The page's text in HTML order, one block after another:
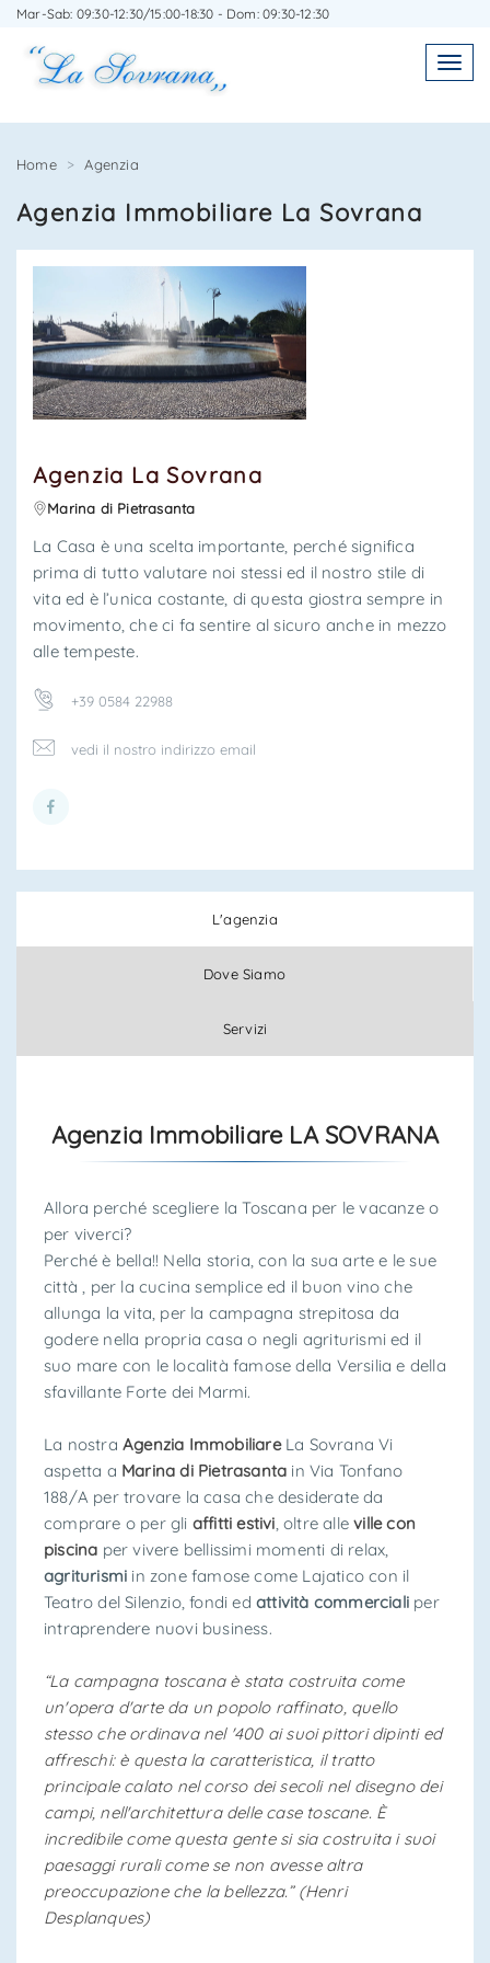
Mar-Sab: 09:30-12:30/15:00-18:30 - Dom: 09:30-12:30
Toggle
Home Agenzia
Agenzia Immobiliare La Sovrana
Agenzia La Sovrana
Marina di Pietrasanta
La Casa è una scelta importante, perché significa
prima di tutto valutare noi stessi ed il nostro stile di
vita ed è l’unica costante, di questa giostra sempre in
movimento, che ci fa sentire al sicuro anche in mezzo
alle tempeste.
+39 0584 22988
vedi il nostro indirizzo email
L'agenzia
Dove Siamo
Servizi
Agenzia Immobiliare LA SOVRANA
Allora perché scegliere la Toscana per le vacanze o
per viverci?
Perché è bella!! Nella storia, con la sua arte e le sue
città , per la cucina semplice ed il buon vino che
allunga la vita, per la campagna strepitosa da
godere nella propria casa o negli agriturismi ed il
suo mare con le località famose della Versilia e della
sfavillante Forte dei Marmi.
La nostra Agenzia ImmobiliareLa Sovrana Vi
aspetta a Marina di Pietrasanta in Via Tonfano
188/A per trovare la casa che desiderate da
comprare o per gli affitti estivi, oltre alleville con
piscina per vivere bellissimi momenti di relax,
agriturismi in zone famose come Lajatico con il
Teatro del Silenzio, fondi ed attività commerciali per
intraprendere nuovi business.
“La campagna toscana è stata costruita come
un'opera d'arte da un popolo raffinato, quello
stesso che ordinava nel '400 ai suoi pittori dipinti ed
affreschi: è questa la caratteristica, il tratto
principale calato nel corso dei secoli nel disegno dei
campi, nell'architettura delle case toscane. È
incredibile come questa gente si sia costruita i suoi
paesaggi rurali come se non avesse altra
preoccupazione che la bellezza.” (Henri
Desplanques)
SCRIVICI SENZA IMPEGNO
*Il tuo indirizzo Email
*Il tuo nome
La Sovrana.